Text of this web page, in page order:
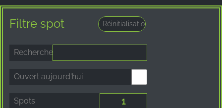
Filtre spot
Recherche
Ouvert aujourd'hui
Spots